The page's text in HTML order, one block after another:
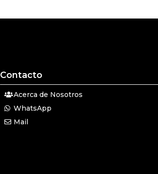
Contacto
Acerca de Nosotros
WhatsApp
Mail